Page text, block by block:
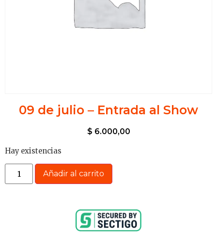
09 de julio – Entrada al Show
$ 6.000,00
Hay existencias
Añadir al carrito